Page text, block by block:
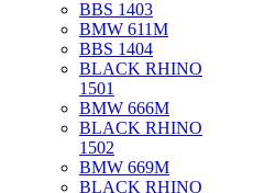
BBS 1403
BMW 611M
BBS 1404
BLACK RHINO
1501
BMW 666M
BLACK RHINO
1502
BMW 669M
BLACK RHINO